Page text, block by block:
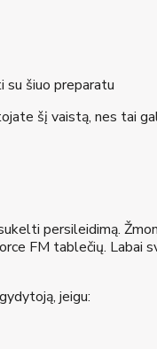
su šiuo preparatu
šį vaistą, nes tai
persileidimą.
FM tablečių. Labai
jeigu: